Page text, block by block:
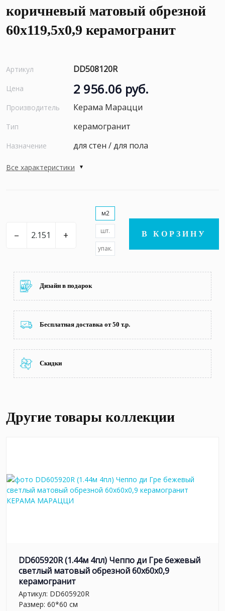
коричневый матовый обрезной
60x119,5x0,9 керамогранит
Артикул DD508120R
Цена 2 956.06 руб.
Производитель Керама Марацци
Тип керамогранит
Назначение для стен / для пола
Все характеристики
– +
м2
шт.
упак.
В КОРЗИНУ
Дизайн в подарок
Бесплатная доставка от 50 т.р.
Скидки
Другие товары коллекции
DD605920R (1.44м 4пл) Чеппо ди Гре бежевый
светлый матовый обрезной 60x60x0,9
керамогранит
Артикул: DD605920R
Размер: 60*60 см